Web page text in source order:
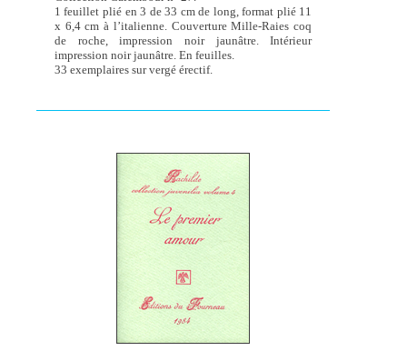
1 feuillet plié en 3 de 33 cm de long, format plié 11
x 6,4 cm à l’italienne. Couverture Mille-Raies coq
de roche, impression noir jaunâtre. Intérieur
impression noir jaunâtre. En feuilles.
33 exemplaires sur vergé érectif.